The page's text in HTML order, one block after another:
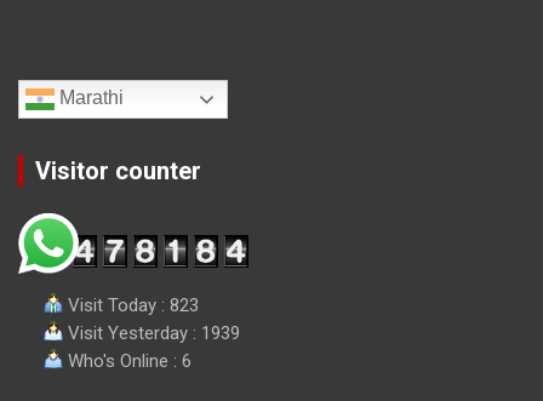
Marathi
Visitor counter
Visit Today : 823
Visit Yesterday : 1939
Who's Online : 6